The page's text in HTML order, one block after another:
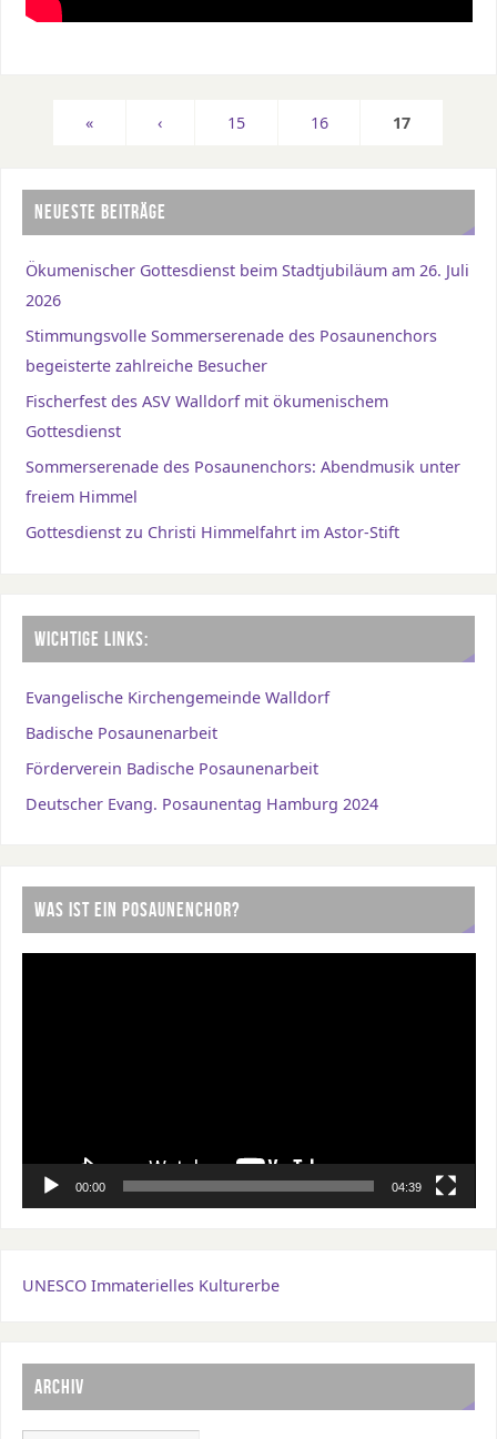
« ‹ 15 16 17
NEUESTE BEITRÄGE
Ökumenischer Gottesdienst beim Stadtjubiläum am 26. Juli
2026
Stimmungsvolle Sommerserenade des Posaunenchors
begeisterte zahlreiche Besucher
Fischerfest des ASV Walldorf mit ökumenischem
Gottesdienst
Sommerserenade des Posaunenchors: Abendmusik unter
freiem Himmel
Gottesdienst zu Christi Himmelfahrt im Astor-Stift
WICHTIGE LINKS:
Evangelische Kirchengemeinde Walldorf
Badische Posaunenarbeit
Förderverein Badische Posaunenarbeit
Deutscher Evang. Posaunentag Hamburg 2024
WAS IST EIN POSAUNENCHOR?
00:00 04:39
UNESCO Immaterielles Kulturerbe
ARCHIV